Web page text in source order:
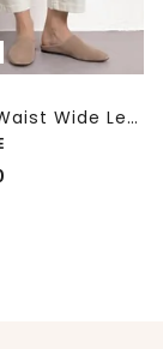
7/8 High Waist Wide Leg Jeans im Loose Fit